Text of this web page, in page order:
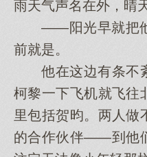
雨天气声名在外，晴
——阳光早就把他
前就是。
他在这边有条不紊
柯黎一下飞机就飞往
里包括贺昀。两人做
的合作伙伴——到他